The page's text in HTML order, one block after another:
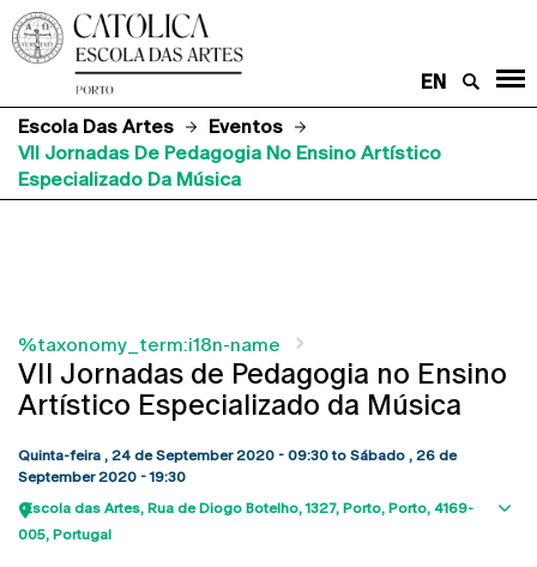
EN
Escola Das Artes
Eventos
VII Jornadas De Pedagogia No Ensino Artístico
Especializado Da Música
%taxonomy_term:i18n-name
VII Jornadas de Pedagogia no Ensino
Artístico Especializado da Música
Quinta-feira , 24 de September 2020 - 09:30to Sábado , 26 de
September 2020 - 19:30
Escola das Artes Rua de Diogo Botelho, 1327 Porto Porto 4169-
005 Portugal